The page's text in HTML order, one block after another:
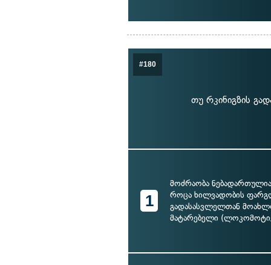
#180
თუ რკინიგზის
1
მოძრაობა
როცა ხილვადობის
გადასასვლელთან
მატარებელი